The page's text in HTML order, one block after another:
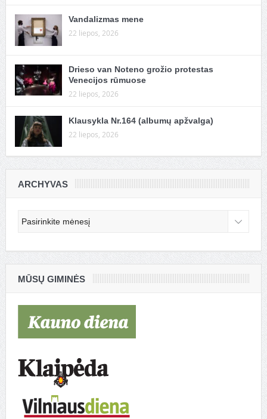
Vandalizmas mene
22 liepos, 2026
Drieso van Noteno grožio protestas
Venecijos rūmuose
22 liepos, 2026
Klausykla Nr.164 (albumų apžvalga)
22 liepos, 2026
ARCHYVAS
MŪSŲ GIMINĖS